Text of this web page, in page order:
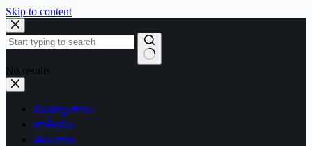
Skip to content
No results
ముఖ్యాంశాలు
జాతీయం
తెలంగాణ